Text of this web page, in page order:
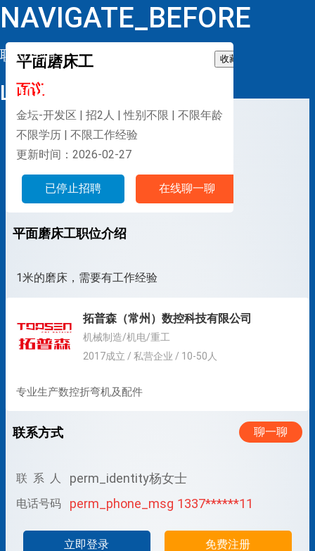
NAVIGATE_BEFORE
职位详情
LOOP
平面磨床工 收藏
面议
金坛-开发区 | 招2人 | 性别不限 | 不限年龄
不限学历 | 不限工作经验
更新时间：2026-02-27
已停止招聘 在线聊一聊
平面磨床工职位介绍
1米的磨床，需要有工作经验
拓普森（常州）数控科技有限公司
机械制造/机电/重工
2017成立 / 私营企业 / 10-50人
专业生产数控折弯机及配件
联系方式 聊一聊
联 系 人 perm_identity杨女士
电话号码 perm_phone_msg 1337******11
立即登录 免费注册